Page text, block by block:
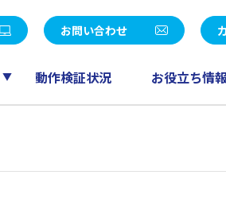
お問い合わせ
動作検証状況 お役立ち情
eValue V Air / eValue V 2nd
ドキュメント管理
プログラム